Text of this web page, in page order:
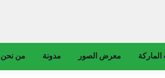
من نحن مدونة معرض الصور